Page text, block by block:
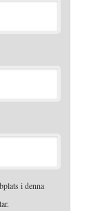
i denna